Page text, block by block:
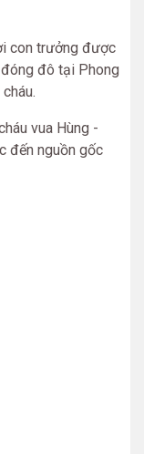
trưởng được
đô tại Phong
vua Hùng -
đến nguồn gốc